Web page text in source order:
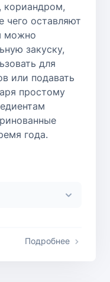
кориандром,
чего оставляют
можно
закуску,
для
или подавать
простому
года.
Подробнее